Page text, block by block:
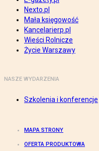
Nexto.pl
Mała księgowość
Kancelarierp.pl
Wieści Rolnicze
Życie Warszawy
NASZE WYDARZENIA
Szkolenia i konferencje
MAPA STRONY
OFERTA PRODUKTOWA